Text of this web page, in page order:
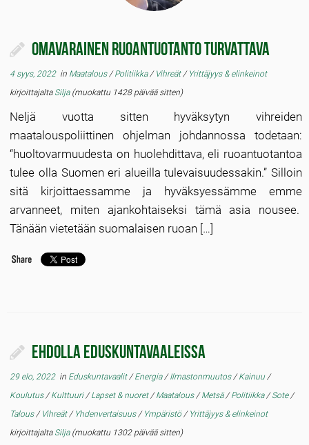
Omavarainen ruoantuotanto turvattava
4 syys, 2022in Maatalous/Politiikka/ Vihreät/ Yrittäjyys & elinkeinot
kirjoittajalta Silja(muokattu 1428 päivää sitten)
Neljä vuotta sitten hyväksytyn vihreiden
maatalouspoliittinen ohjelman johdannossa todetaan:
“huoltovarmuudesta on huolehdittava, eli ruoantuotantoa
tulee olla Suomen eri alueilla tulevaisuudessakin.” Silloin
sitä kirjoittaessamme ja hyväksyessämme emme
arvanneet, miten ajankohtaiseksi tämä asia nousee.
Tänään vietetään suomalaisen ruoan […]
Ehdolla eduskuntavaaleissa
29 elo, 2022in Eduskuntavaalit/Energia/Ilmastonmuutos/Kainuu/
Koulutus/Kulttuuri/Lapset & nuoret/Maatalous/Metsä/Politiikka/Sote/
Talous/ Vihreät/ Yhdenvertaisuus/ Ympäristö/ Yrittäjyys & elinkeinot
kirjoittajalta Silja(muokattu 1302 päivää sitten)